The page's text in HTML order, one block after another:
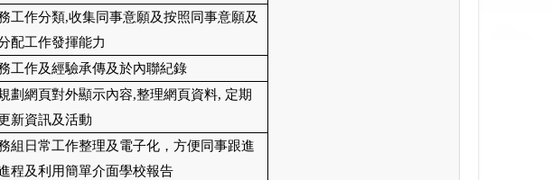
工作分類,收集同事意願及按照同事意願及
配工作發揮能力
工作及經驗承傳及於內聯紀錄
劃網頁對外顯示內容,整理網頁資料, 定期
新資訊及活動
組日常工作整理及電子化，方便同事跟進
程及利用簡單介面學校報告